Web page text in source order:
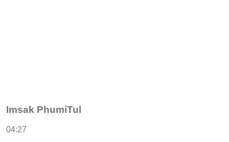
Imsak PhumiTul
04:27